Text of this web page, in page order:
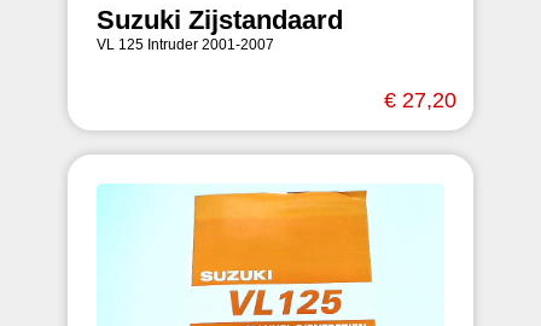
Suzuki Zijstandaard
VL 125 Intruder 2001-2007
€ 27,20